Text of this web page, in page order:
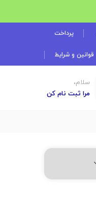
پرداخت
قوانین و شرایط
سلام،
مرا ثبت نام کن